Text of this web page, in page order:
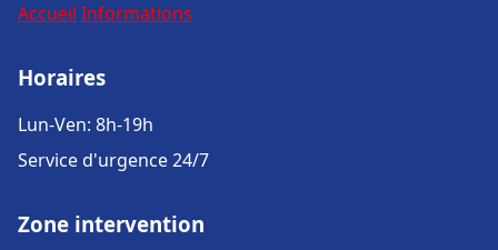
Accueil Informations
Horaires
Lun-Ven: 8h-19h
Service d'urgence 24/7
Zone intervention